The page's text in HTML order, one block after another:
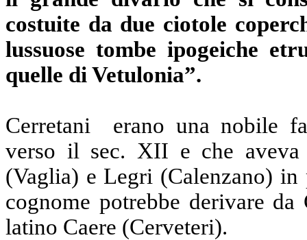
costuite da due ciotole
lussuose tombe ipogeiche
quelle di Vetulonia”.
Cerretani
erano una nobile
verso il sec. XII e che
(Vaglia) e Legri (Calenzano)
cognome potrebbe derivare
latino Caere (Cerveteri).